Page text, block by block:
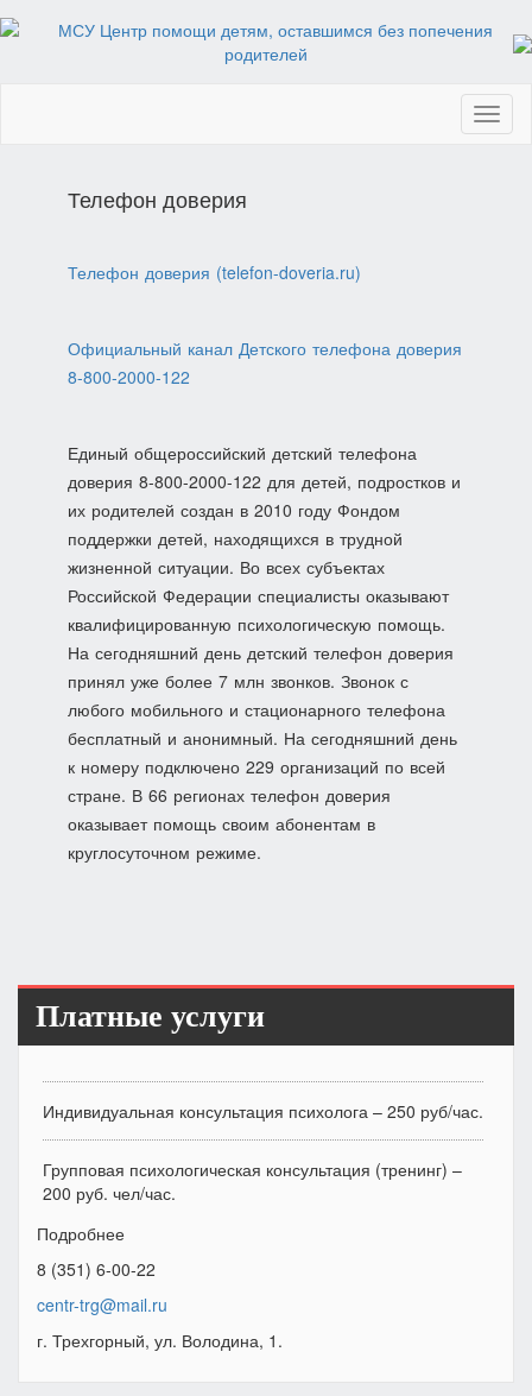
Телефон доверия
Телефон доверия (telefon-doveria.ru)
Официальный канал Детского телефона доверия
8-800-2000-122
Единый общероссийский детский телефона
доверия 8-800-2000-122 для детей, подростков и
их родителей создан в 2010 году Фондом
поддержки детей, находящихся в трудной
жизненной ситуации. Во всех субъектах
Российской Федерации специалисты оказывают
квалифицированную психологическую помощь.
На сегодняшний день детский телефон доверия
принял уже более 7 млн звонков. Звонок с
любого мобильного и стационарного телефона
бесплатный и анонимный. На сегодняшний день
к номеру подключено 229 организаций по всей
стране. В 66 регионах телефон доверия
оказывает помощь своим абонентам в
круглосуточном режиме.
Платные услуги
Индивидуальная консультация психолога – 250 руб/час.
Групповая психологическая консультация (тренинг) –
200 руб. чел/час.
Подробнее
8 (351) 6-00-22
centr-trg@mail.ru
г. Трехгорный, ул. Володина, 1.